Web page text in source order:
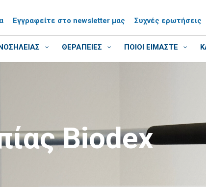
Εγγραφείτε στο newsletter μας Συχνές ερωτήσεις
ΘΕΡΑΠΕΙΕΣ ΠΟΙΟΙ ΕΙΜΑΣΤΕ
Biodex